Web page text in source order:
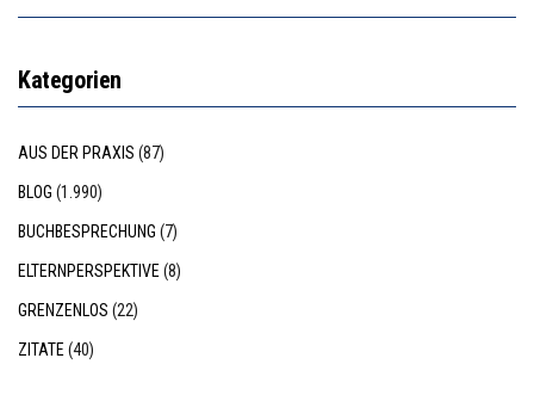
Kategorien
AUS DER PRAXIS (87)
BLOG (1.990)
BUCHBESPRECHUNG (7)
ELTERNPERSPEKTIVE(8)
GRENZENLOS (22)
ZITATE(40)